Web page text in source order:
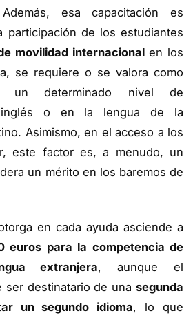
esa capacitación es
participación de los estudiantes
movilidad internacionalen los
se requiere o se valora como
un determinado nivel de
inglés o en la lengua de la
Asimismo, en el acceso a los
este factor es, a menudo, un
un mérito en los baremos de
en cada ayuda asciende a
euros para la competencia de
extranjera, aunque el
ser destinatario de una segunda
un segundo idioma, lo que